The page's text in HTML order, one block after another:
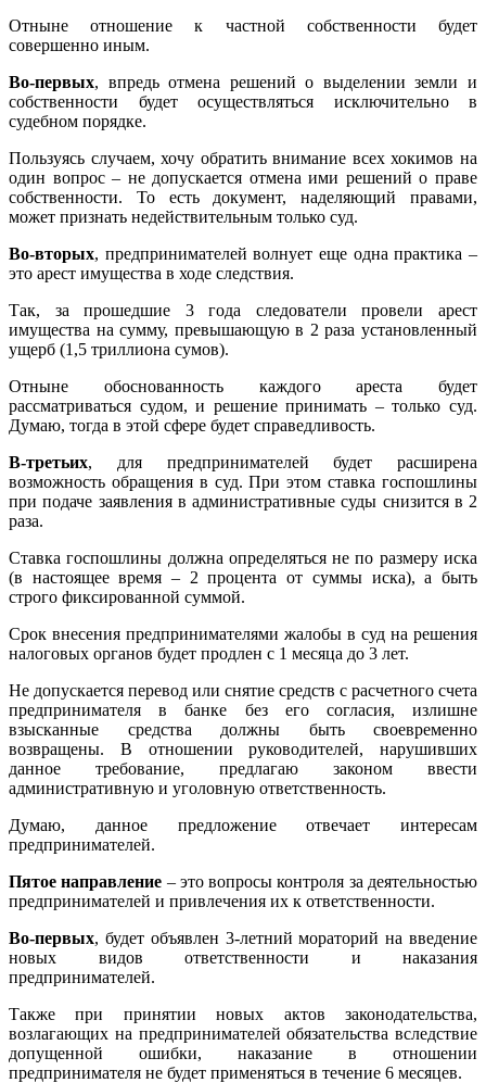
Отныне отношение к частной собственности будет
совершенно иным.
Во-первых, впредь отмена решений о выделении земли и
собственности будет осуществляться исключительно в
судебном порядке.
Пользуясь случаем, хочу обратить внимание всех хокимов на
один вопрос – не допускается отмена ими решений о праве
собственности. То есть документ, наделяющий правами,
может признать недействительным только суд.
Во-вторых, предпринимателей волнует еще одна практика –
это арест имущества в ходе следствия.
Так, за прошедшие 3 года следователи провели арест
имущества на сумму, превышающую в 2 раза установленный
ущерб (1,5 триллиона сумов).
Отныне обоснованность каждого ареста будет
рассматриваться судом, и решение принимать – только суд.
Думаю, тогда в этой сфере будет справедливость.
В-третьих, для предпринимателей будет расширена
возможность обращения в суд. При этом ставка госпошлины
при подаче заявления в административные суды снизится в 2
раза.
Ставка госпошлины должна определяться не по размеру иска
(в настоящее время – 2 процента от суммы иска), а быть
строго фиксированной суммой.
Срок внесения предпринимателями жалобы в суд на решения
налоговых органов будет продлен с 1 месяца до 3 лет.
Не допускается перевод или снятие средств с расчетного счета
предпринимателя в банке без его согласия, излишне
взысканные средства должны быть своевременно
возвращены. В отношении руководителей, нарушивших
данное требование, предлагаю законом ввести
административную и уголовную ответственность.
Думаю, данное предложение отвечает интересам
предпринимателей.
Пятое направление – это вопросы контроля за деятельностью
предпринимателей и привлечения их к ответственности.
Во-первых, будет объявлен 3-летний мораторий на введение
новых видов ответственности и наказания
предпринимателей.
Также при принятии новых актов законодательства,
возлагающих на предпринимателей обязательства вследствие
допущенной ошибки, наказание в отношении
предпринимателя не будет применяться в течение 6 месяцев.